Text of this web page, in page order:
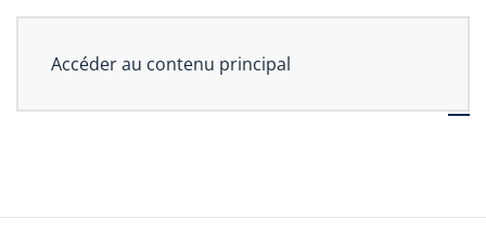
Accéder au contenu principal